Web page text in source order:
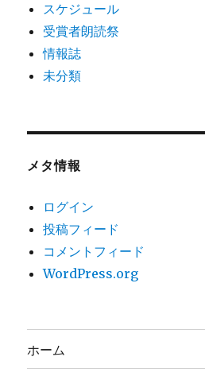
スケジュール
受賞者朗読祭
情報誌
未分類
メタ情報
ログイン
投稿フィード
コメントフィード
WordPress.org
ホーム